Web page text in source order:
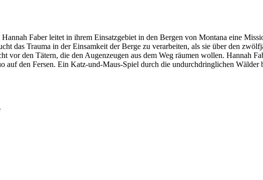
Faber leitet in ihrem Einsatzgebiet in den Bergen von Montana eine
das Trauma in der Einsamkeit der Berge zu verarbeiten, als sie über den
vor den Tätern, die den Augenzeugen aus dem Weg räumen wollen. Hannah
auf den Fersen. Ein Katz-und-Maus-Spiel durch die undurchdringlichen